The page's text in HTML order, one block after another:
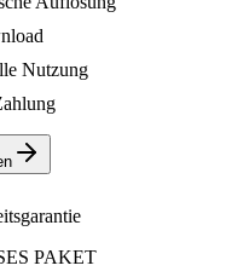
Nutzung
PAKET